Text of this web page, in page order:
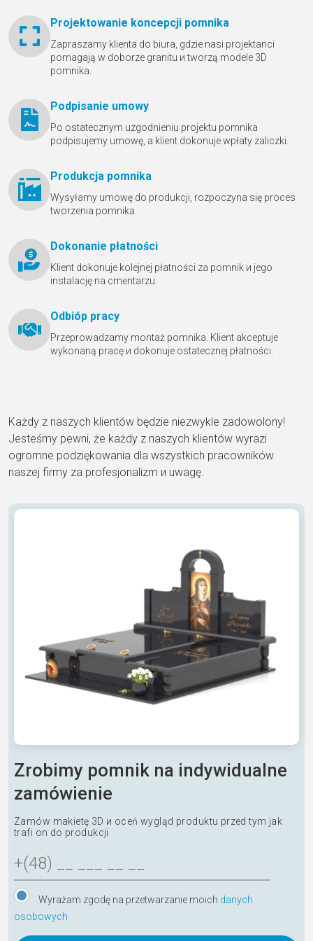
Projektowanie koncepcji pomnika
Zapraszamy klienta do biura, gdzie nasi projektanci
pomagają w doborze granitu и tworzą modele 3D
pomnika.
Podpisanie umowy
Po ostatecznym uzgodnieniu projektu pomnika
podpisujemy umowę, a klient dokonuje wpłaty zaliczki.
Produkcja pomnika
Wysyłamy umowę do produkcji, rozpoczyna się proces
tworzenia pomnika.
Dokonanie płatności
Klient dokonuje kolejnej płatności za pomnik и jego
instalację na cmentarzu.
Odbióр pracy
Przeprowadzamy montaż pomnika. Klient akceptuje
wykonaną pracę и dokonuje ostatecznej płatności.
Każdy z naszych klientów będzie niezwykle zadowolony!
Jesteśmy pewni, że każdy z naszych klientów wyrazi
ogromne podziękowania dla wszystkich pracowników
naszej firmy za profesjonalizm и uwagę.
Zrobimy pomnik na indywidualne
zamówienie
Zamów makietę 3D и oceń wygląd produktu przed tym jak
trafi on do produkcji
Wyrażam zgodę na przetwarzanie moich danych
osobowych